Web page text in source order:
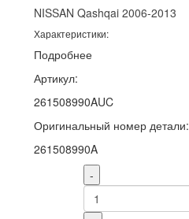
NISSAN Qashqai 2006-2013
Характеристики:
Подробнее
Артикул:
261508990AUC
Оригинальный номер детали:
261508990A
-